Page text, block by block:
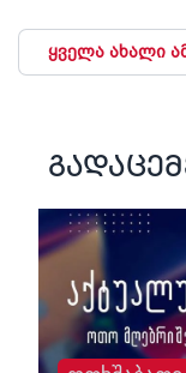
ყველა ახალი